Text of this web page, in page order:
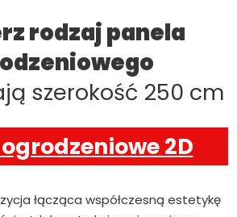
rodzaj panela
szerokość 250 cm
2D
łącząca współczesną estetykę